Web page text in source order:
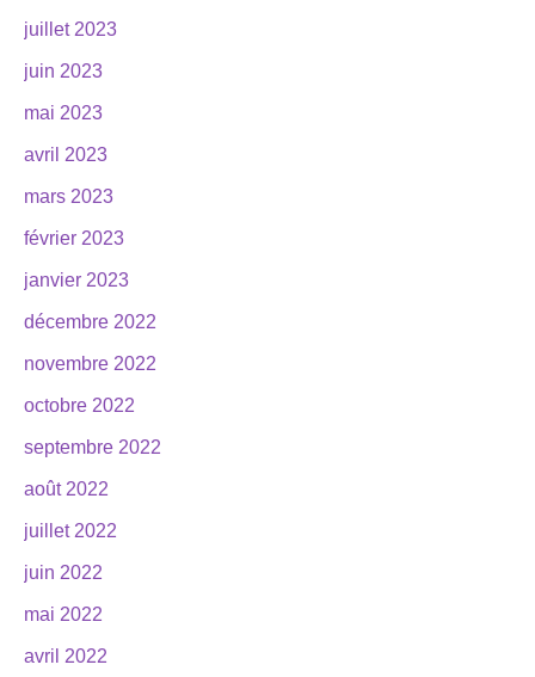
juillet 2023
juin 2023
mai 2023
avril 2023
mars 2023
février 2023
janvier 2023
décembre 2022
novembre 2022
octobre 2022
septembre 2022
août 2022
juillet 2022
juin 2022
mai 2022
avril 2022